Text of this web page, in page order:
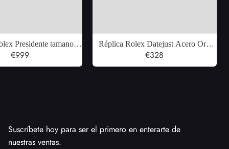
Presidente tamano
oro blanco amarillo
€999
Réplica Rolex Datejust Acero Oro
Amarillo Marfil Pirámide Dial Reloj
€328
Suscríbete hoy para ser el primero en enterarte de
nuestras ventas.